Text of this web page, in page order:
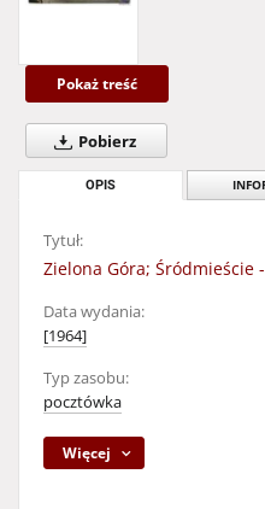
Pokaż treść
Pobierz
OPIS
Tytuł:
Zielona Góra; Śródmieście
Data wydania:
[1964]
Typ zasobu:
pocztówka
Więcej